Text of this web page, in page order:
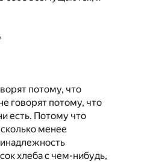
потому, что
говорят потому, что
есть. Потому что
менее
хлеба с чем-нибудь,